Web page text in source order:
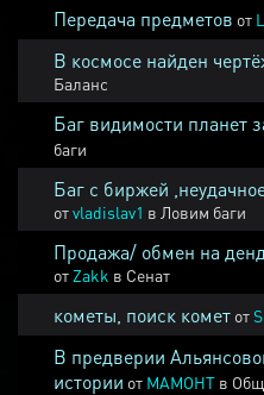
Передача предметов от
В космосе найден
Баланс
Баг видимости планет
баги
Баг с биржей
отvladislav1 в Ловим баги
Продажа/ обмен на
от Zakk в Сенат
кометы, поиск комет от
В предверии
истории от MAMOHT в